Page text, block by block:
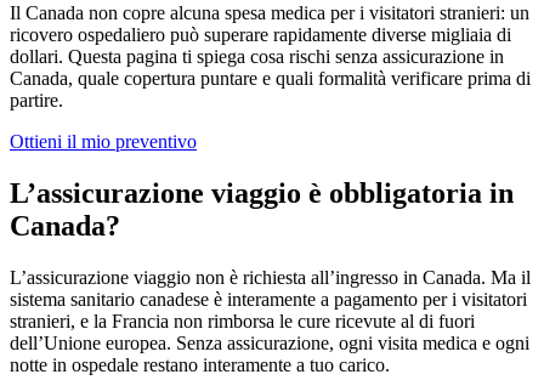
Il Canada non copre alcuna spesa medica per i visitatori stranieri: un
ricovero ospedaliero può superare rapidamente diverse migliaia di
dollari. Questa pagina ti spiega cosa rischi senza assicurazione in
Canada, quale copertura puntare e quali formalità verificare prima di
partire.
Ottieni il mio preventivo
L’assicurazione viaggio è obbligatoria in
Canada?
L’assicurazione viaggio non è richiesta all’ingresso in Canada. Ma il
sistema sanitario canadese è interamente a pagamento per i visitatori
stranieri, e la Francia non rimborsa le cure ricevute al di fuori
dell’Unione europea. Senza assicurazione, ogni visita medica e ogni
notte in ospedale restano interamente a tuo carico.